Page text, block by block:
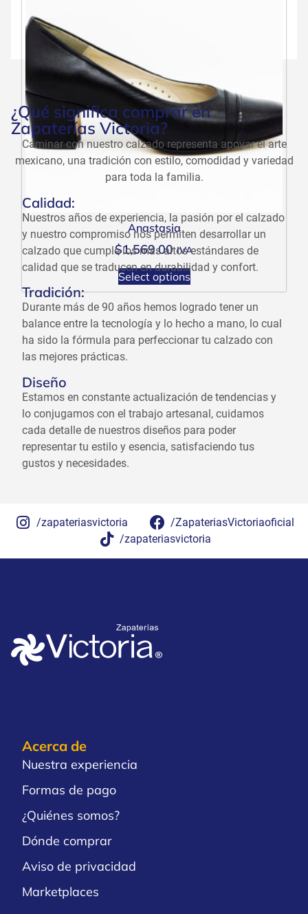
Anastasia
$1,569.00 IVA
Select options
¿Qué significa comprar en
Zapaterías Victoria?
Caminar con nuestro calzado representa apoyar el arte
mexicano, una tradición con estilo, comodidad y variedad
para toda la familia.
Calidad:
Nuestros años de experiencia, la pasión por el calzado
y nuestro compromiso nos permiten desarrollar un
calzado que cumple los más altos estándares de
calidad que se traducen en durabilidad y confort.
Tradición:
Durante más de 90 años hemos logrado tener un
balance entre la tecnología y lo hecho a mano, lo cual
ha sido la fórmula para perfeccionar tu calzado con
las mejores prácticas.
Diseño
Estamos en constante actualización de tendencias y
lo conjugamos con el trabajo artesanal, cuidamos
cada detalle de nuestros diseños para poder
representar tu estilo y esencia, satisfaciendo tus
gustos y necesidades.
/zapateriasvictoria
/ZapateriasVictoriaoficial
/zapateriasvictoria
Acerca de
Nuestra experiencia
Formas de pago
¿Quiénes somos?
Dónde comprar
Aviso de privacidad
Marketplaces